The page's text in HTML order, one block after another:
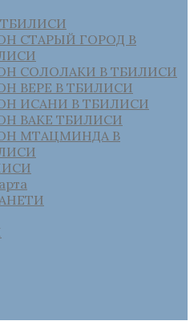
СТАРЫЙ ГОРОД В
СОЛОЛАКИ В ТБИЛИСИ
ВЕРЕ В ТБИЛИСИ
ИСАНИ В ТБИЛИСИ
ВАКЕ ТБИЛИСИ
МТАЦМИНДА В